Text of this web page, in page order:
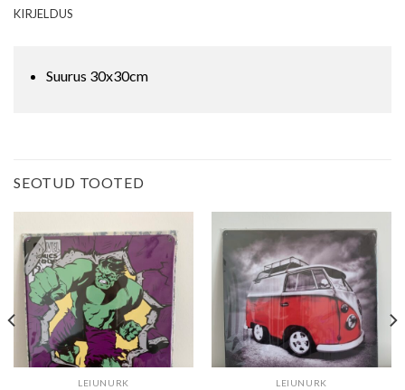
KIRJELDUS
Suurus 30x30cm
SEOTUD TOOTED
LEIUNURK LEIUNURK